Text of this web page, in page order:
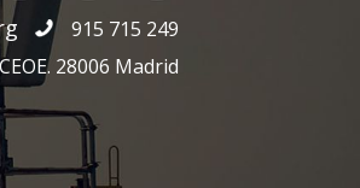
915 715 249
28006 Madrid